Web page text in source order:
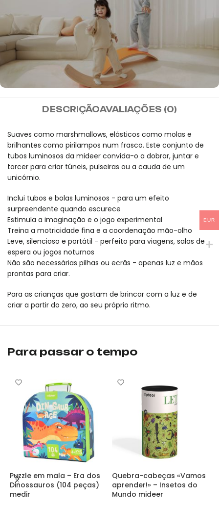
MIDEER
encomendas superiores a
100 euros.
DESCRIÇÃOAVALIAÇÕES (0)
Suaves como marshmallows, elásticos como molas e
brilhantes como pirilampos num frasco. Este conjunto de
tubos luminosos da mideer convida-o a dobrar, juntar e
torcer para criar túneis, pulseiras ou a cauda de um
unicórnio.
Inclui tubos e bolas luminosos - para um efeito
surpreendente quando escurece
Estimula a imaginação e o jogo experimental
Treina a motricidade fina e a coordenação mão-olho
Leve, silencioso e portátil - perfeito para viagens, salas de
espera ou jogos noturnos
Não são necessárias pilhas ou ecrãs - apenas luz e mãos
prontas para criar.
Para as crianças que gostam de brincar com a luz e de
criar a partir do zero, ao seu próprio ritmo.
O conjunto de tubos luminosos mideer é um produto original
O conjunto de tubos luminosos mideer é um produto original
Para passar o tempo
Puzzle em mala – Era dos
Dinossauros (104 peças)
medir
Quebra-cabeças «Vamos
aprender!» – Insetos do
Mundo mideer
EUR